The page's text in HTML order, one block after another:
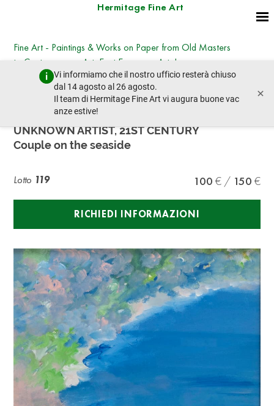
Hermitage Fine Art
Vi informiamo che il nostro ufficio resterà chiuso
dal 14 agosto al 26 agosto.
Il team di Hermitage Fine Art vi augura buone vac
anze estive!
×
Fine Art - Paintings & Works on Paper from Old Masters
to Contemporary Art, East European Art, Icons
sabato 29 ottobre 2022 - 14:00
lotto precedente lotto prossimo
UNKNOWN ARTIST, 21ST CENTURY
Couple on the seaside
Lotto 119 100 150
RICHIEDI INFORMAZIONI